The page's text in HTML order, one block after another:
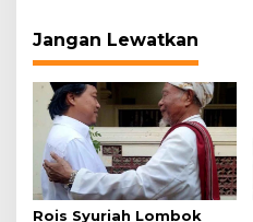
Jangan Lewatkan
Rois Syuriah Lombok